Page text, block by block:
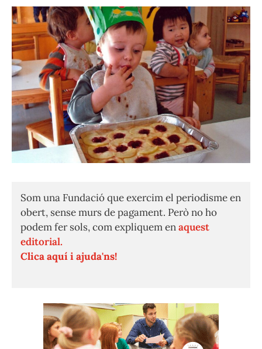
Som una Fundació que exercim el periodisme en
obert, sense murs de pagament. Però no ho
podem fer sols, com expliquem enaquest
editorial.
Clica aquí i ajuda'ns!